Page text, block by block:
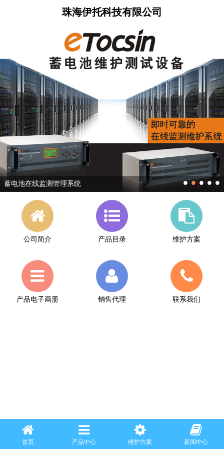
珠海伊托科技有限公司
蓄电池在线监测管理系统 •
•
•
•
•
公司简介 产品目录 维护方案
产品电子画册 销售代理 联系我们
首页 产品中心 维护方案 新闻中心